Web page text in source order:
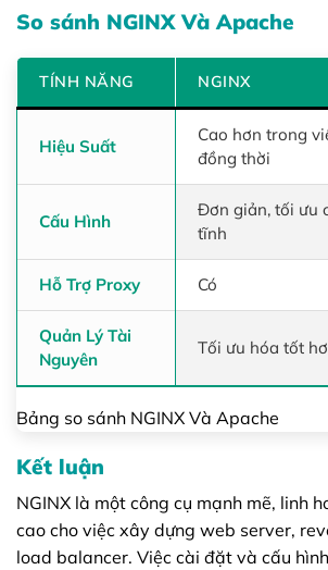
So sánh NGINX Và Apache
TÍNH NĂNG NGINX
Hiệu Suất
Cao hơn trong
đồng thời
Cấu Hình
Đơn giản, tối ưu
tĩnh
Hỗ Trợ Proxy Có
Quản Lý Tài
Nguyên
Tối ưu hóa tốt
Bảng so sánh NGINX Và Apache
Kết luận
NGINX là một công cụ mạnh mẽ, linh
cao cho việc xây dựng web server,
load balancer. Việc cài đặt và cấu